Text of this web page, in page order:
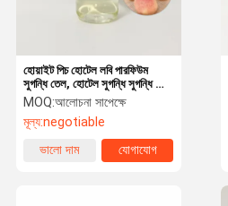
হোয়াইট পিচ হোটেল লবি পারফিউম
সুগন্ধি তেল, হোটেল সুগন্ধি সুগন্ধি তেল
কাস্টম
MOQ:আলোচনা সাপেক্ষে
মূল্য:negotiable
ভালো দাম
যোগাযোগ